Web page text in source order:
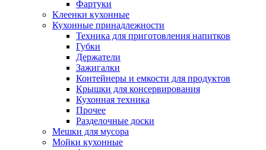
Фартуки
Клеенки кухонные
Кухонные принадлежности
Техника для приготовления напитков
Губки
Держатели
Зажигалки
Контейнеры и емкости для продуктов
Крышки для консервирования
Кухонная техника
Прочее
Разделочные доски
Мешки для мусора
Мойки кухонные